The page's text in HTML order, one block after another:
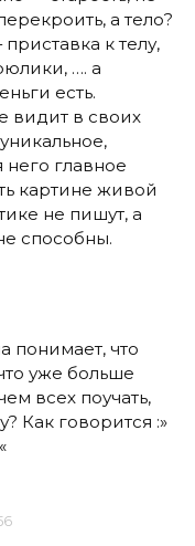
а тело?
к телу,
…. а
есть.
видит в своих
главное
картине живой
не пишут, а
способны.
понимает, что
уже больше
всех поучать,
Как говорится :»